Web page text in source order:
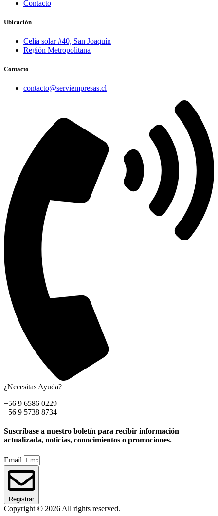
Contacto
Ubicación
Celia solar #40, San Joaquín
Región Metropolitana
Contacto
contacto@serviempresas.cl
¿Necesitas Ayuda?
+56 9 6586 0229
+56 9 5738 8734
Suscríbase a nuestro boletín para recibir información
actualizada, noticias, conocimientos o promociones.
Email
Registrar
Copyright © 2026 All rights reserved.